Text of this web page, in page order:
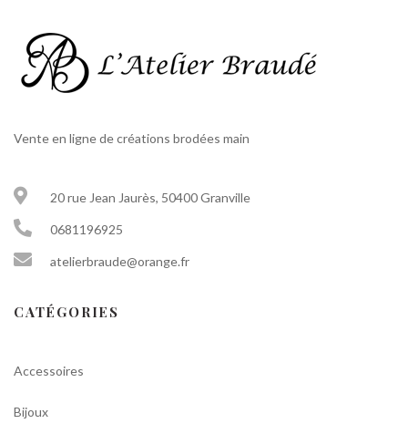
Vente en ligne de créations brodées main
20 rue Jean Jaurès, 50400 Granville
0681196925
atelierbraude@orange.fr
CATÉGORIES
Accessoires
Bijoux